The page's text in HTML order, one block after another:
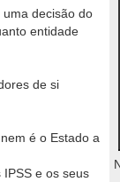
decisão do
entidade
de si
é o Estado a
e os seus